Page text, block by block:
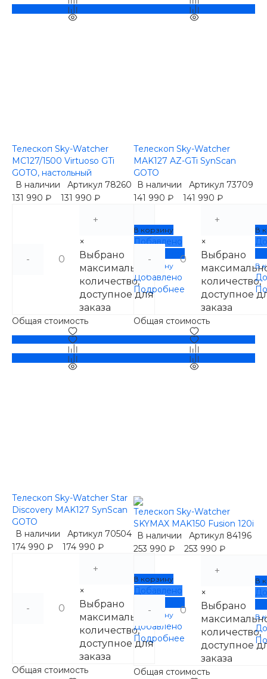
Телескоп Sky-Watcher
MC127/1500 Virtuoso GTi
GOTO, настольный
В наличии
Артикул 78260
131 990 ₽
131 990 ₽
-
+
×
Выбрано
максимальное
количество,
доступное для
заказа
В корзину
Добавлено
Подробнее
В корзину
Добавлено
Подробнее
Общая стоимость
Телескоп Sky-Watcher
MAK127 AZ-GTi SynScan
GOTO
В наличии
Артикул 73709
141 990 ₽
141 990 ₽
-
+
×
Выбрано
количество,
доступное
заказа
В
В
Общая стоимость
Телескоп Sky-Watcher Star
Discovery MAK127 SynScan
GOTO
В наличии
Артикул 70504
174 990 ₽
174 990 ₽
-
+
×
Выбрано
максимальное
количество,
доступное для
заказа
В корзину
Добавлено
В корзину
Добавлено
Подробнее
Общая стоимость
Телескоп Sky-Watcher
SKYMAX MAK150 Fusion 120i
В наличии
Артикул 84196
253 990 ₽
253 990 ₽
-
+
×
Выбрано
количество,
доступное
заказа
В
В
Общая стоимость